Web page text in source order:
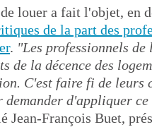
louer a fait l'objet, en
de la part des
. "Les professionnels
de la décence des
C'est faire fi de leurs
demander d'appliquer
Jean-François Buet,